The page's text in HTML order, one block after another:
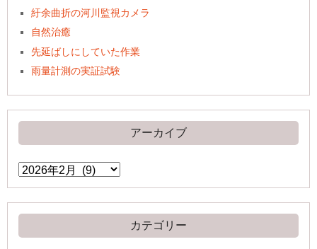
紆余曲折の河川監視カメラ
自然治癒
先延ばしにしていた作業
雨量計測の実証試験
アーカイブ
ア
ー
イ
ブ
カテゴリー